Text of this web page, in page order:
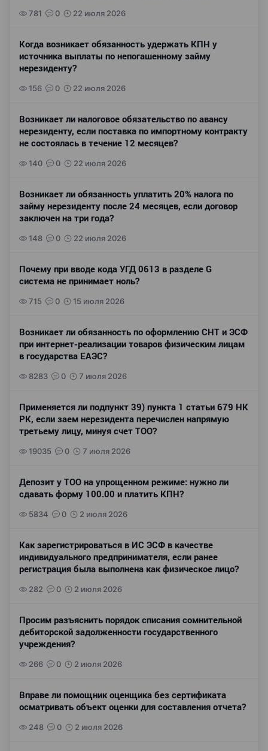
781 0 22 июля 2026
Когда возникает обязанность удержать КПН у
источника выплаты по непогашенному займу
нерезиденту?
156 0 22 июля 2026
Возникает ли налоговое обязательство по авансу
нерезиденту, если поставка по импортному контракту
не состоялась в течение 12 месяцев?
140 0 22 июля 2026
Возникает ли обязанность уплатить 20% налога по
займу нерезиденту после 24 месяцев, если договор
заключен на три года?
148 0 22 июля 2026
Почему при вводе кода УГД 0613 в разделе G
система не принимает ноль?
715 0 15 июля 2026
Возникает ли обязанность по оформлению СНТ и ЭСФ
при интернет-реализации товаров физическим лицам
в государства ЕАЭС?
8283 0 7 июля 2026
Применяется ли подпункт 39) пункта 1 статьи 679 НК
РК, если заем нерезидента перечислен напрямую
третьему лицу, минуя счет ТОО?
19035 0 7 июля 2026
Депозит у ТОО на упрощенном режиме: нужно ли
сдавать форму 100.00 и платить КПН?
5834 0 2 июля 2026
Как зарегистрироваться в ИС ЭСФ в качестве
индивидуального предпринимателя, если ранее
регистрация была выполнена как физическое лицо?
282 0 2 июля 2026
Просим разъяснить порядок списания сомнительной
дебиторской задолженности государственного
учреждения?
266 0 2 июля 2026
Вправе ли помощник оценщика без сертификата
осматривать объект оценки для составления отчета?
248 0 2 июля 2026